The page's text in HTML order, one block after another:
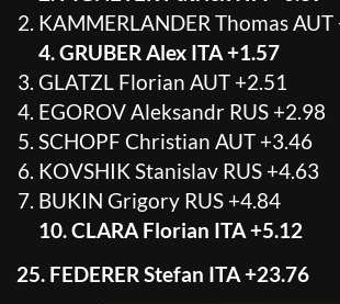
KAMMERLANDER Thomas AUT
4. GRUBER Alex ITA +1.57
GLATZL Florian AUT +2.51
EGOROV Aleksandr RUS +2.98
SCHOPF Christian AUT +3.46
KOVSHIK Stanislav RUS +4.63
BUKIN Grigory RUS +4.84
10. CLARA Florian ITA +5.12
25. FEDERER Stefan ITA +23.76